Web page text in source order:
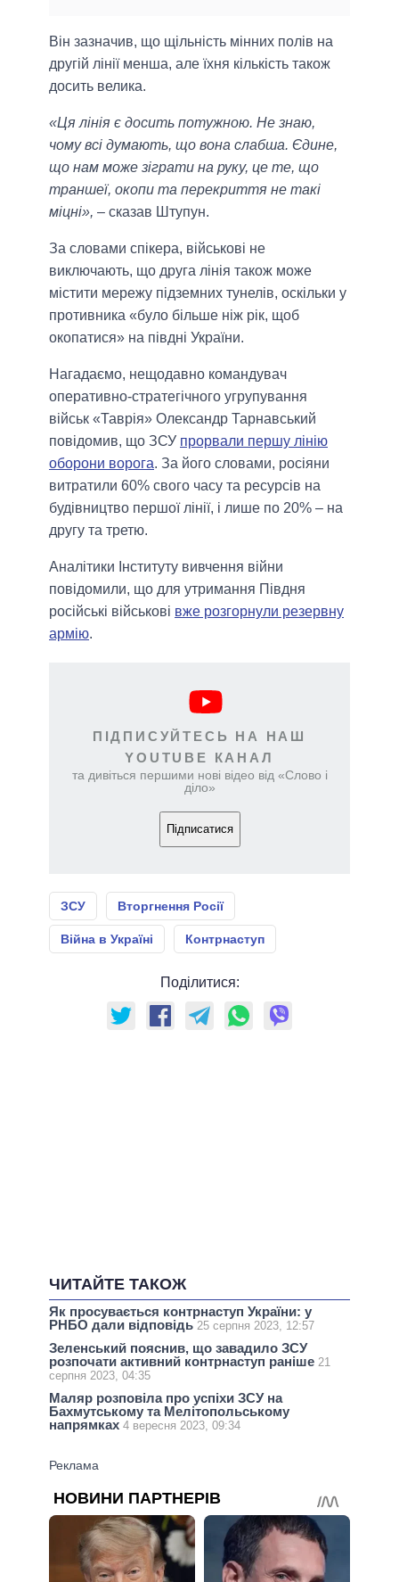
Він зазначив, що щільність мінних полів на
другій лінії менша, але їхня кількість також
досить велика.
«Ця лінія є досить потужною. Не знаю,
чому всі думають, що вона слабша. Єдине,
що нам може зіграти на руку, це те, що
траншеї, окопи та перекриття не такі
міцні», – сказав Штупун.
За словами спікера, військові не
виключають, що друга лінія також може
містити мережу підземних тунелів, оскільки у
противника «було більше ніж рік, щоб
окопатися» на півдні України.
Нагадаємо, нещодавно командувач
оперативно-стратегічного угрупування
військ «Таврія» Олександр Тарнавський
повідомив, що ЗСУ прорвали першу лінію
оборони ворога. За його словами, росіяни
витратили 60% свого часу та ресурсів на
будівництво першої лінії, і лише по 20% – на
другу та третю.
Аналітики Інституту вивчення війни
повідомили, що для утримання Півдня
російські військові вже розгорнули резервну
армію.
ПІДПИСУЙТЕСЬ НА НАШ
YOUTUBE КАНАЛ
та дивіться першими нові відео від «Слово і
діло»
Підписатися
ЗСУ Вторгнення Росії
Війна в Україні Контрнаступ
Поділитися:
ЧИТАЙТЕ ТАКОЖ
Як просувається контрнаступ України: у
РНБО дали відповідь 25 серпня 2023, 12:57
Зеленський пояснив, що завадило ЗСУ
розпочати активний контрнаступ раніше 21
серпня 2023, 04:35
Маляр розповіла про успіхи ЗСУ на
Бахмутському та Мелітопольському
напрямках 4 вересня 2023, 09:34